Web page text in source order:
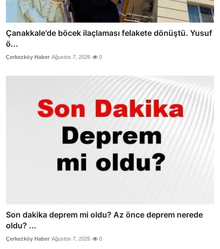
Çanakkale'de böcek ilaçlaması felakete dönüştü. Yusuf
ö...
Çerkezköy Haber Ağustos 7, 2026 0
Son dakika deprem mi oldu? Az önce deprem nerede
oldu? ...
Çerkezköy Haber Ağustos 7, 2026 0